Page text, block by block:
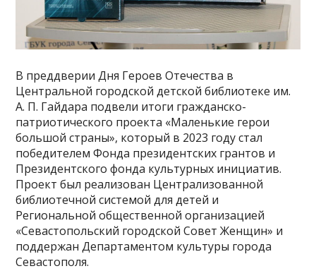
В преддверии Дня Героев Отечества в
Центральной городской детской библиотеке им.
А. П. Гайдара подвели итоги гражданско-
патриотического проекта «Маленькие герои
большой страны», который в 2023 году стал
победителем Фонда президентских грантов и
Президентского фонда культурных инициатив.
Проект был реализован Централизованной
библиотечной системой для детей и
Региональной общественной организацией
«Севастопольский городской Совет Женщин» и
поддержан Департаментом культуры города
Севастополя.